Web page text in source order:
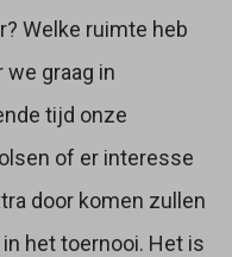
Welke ruimte heb
we graag in
tijd onze
of er interesse
door komen zullen
het toernooi. Het is